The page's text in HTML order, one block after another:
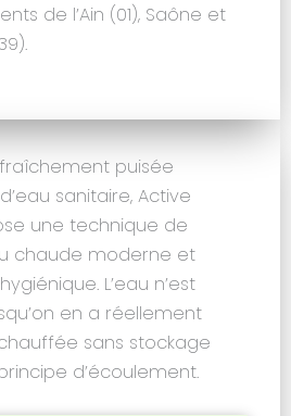
de l’Ain (01), Saône et
puisée
sanitaire, Active
une technique de
chaude moderne et
L’eau n’est
en a réellement
sans stockage
d’écoulement.